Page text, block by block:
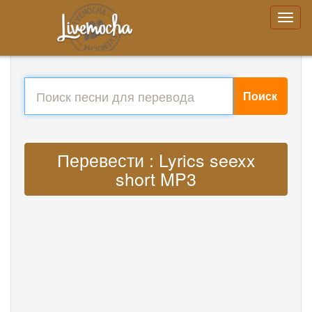
Поиск
Перевести : Lyrics seexx
short MP3